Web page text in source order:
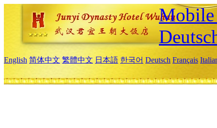
Mobile
English 简体中文 繁體中文 日本語 한국어 Deutsch Français